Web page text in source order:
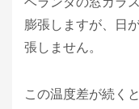
膨張しますが、日
張しません。
この温度差が続くと